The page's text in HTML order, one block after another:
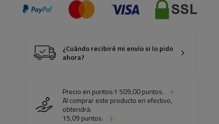
¿Cuándo recibiré mi envío si lo pido
ahora?
Precio en puntos:1 509,00 puntos.
Al comprar este producto en efectivo,
obtendrá:
15,09 puntos.